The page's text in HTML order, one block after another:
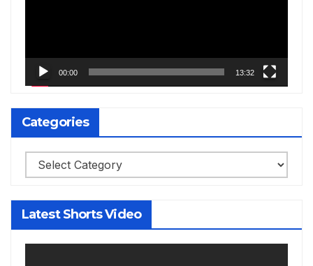
00:00 13:32
Categories
Categories
Latest Shorts Video